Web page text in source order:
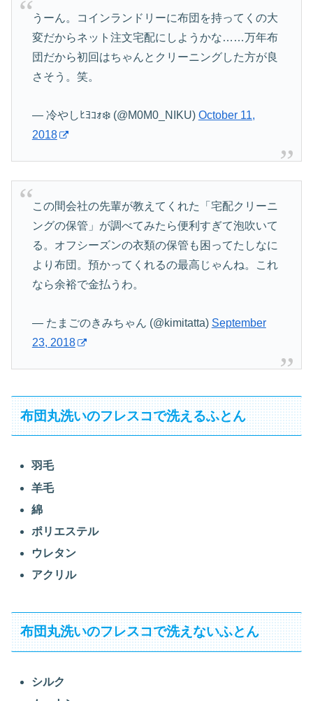
うーん。コインランドリーに布団を持ってくの大
変だからネット注文宅配にしようかな……万年布
団だから初回はちゃんとクリーニングした方が良
さそう。笑。
— 冷やしﾋﾖｺｫ❄️ (@M0M0_NIKU) October 11,
2018
この間会社の先輩が教えてくれた「宅配クリーニ
ングの保管」が調べてみたら便利すぎて泡吹いて
る。オフシーズンの衣類の保管も困ってたしなに
より布団。預かってくれるの最高じゃんね。これ
なら余裕で金払うわ。
— たまごのきみちゃん (@kimitatta) September
23, 2018
布団丸洗いのフレスコで洗えるふとん
羽毛
羊毛
綿
ポリエステル
ウレタン
アクリル
布団丸洗いのフレスコで洗えないふとん
シルク